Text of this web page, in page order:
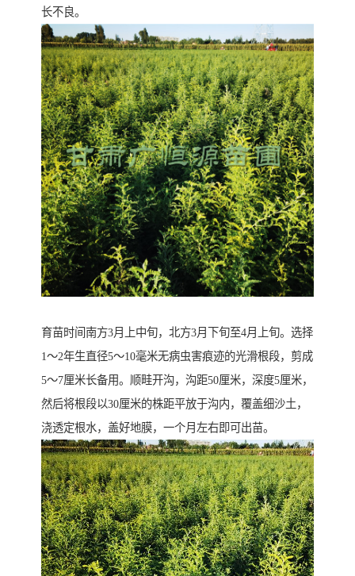
长不良。
育苗时间南方3月上中旬，北方3月下旬至4月上旬。选择
1～2年生直径5～10毫米无病虫害痕迹的光滑根段，剪成
5～7厘米长备用。顺畦开沟，沟距50厘米，深度5厘米，
然后将根段以30厘米的株距平放于沟内，覆盖细沙土，
浇透定根水，盖好地膜，一个月左右即可出苗。